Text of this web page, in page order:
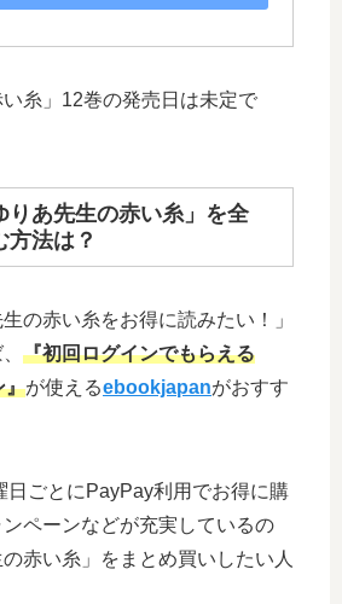
い糸」12巻の発売日は未定で
りあ先生の赤い糸」を全
方法は？
の赤い糸をお得に読みたい！」
『初回ログインでもらえる
』が使えるebookjapanがおすす
日ごとにPayPay利用でお得に購
ペーンなどが充実しているの
赤い糸」をまとめ買いしたい人